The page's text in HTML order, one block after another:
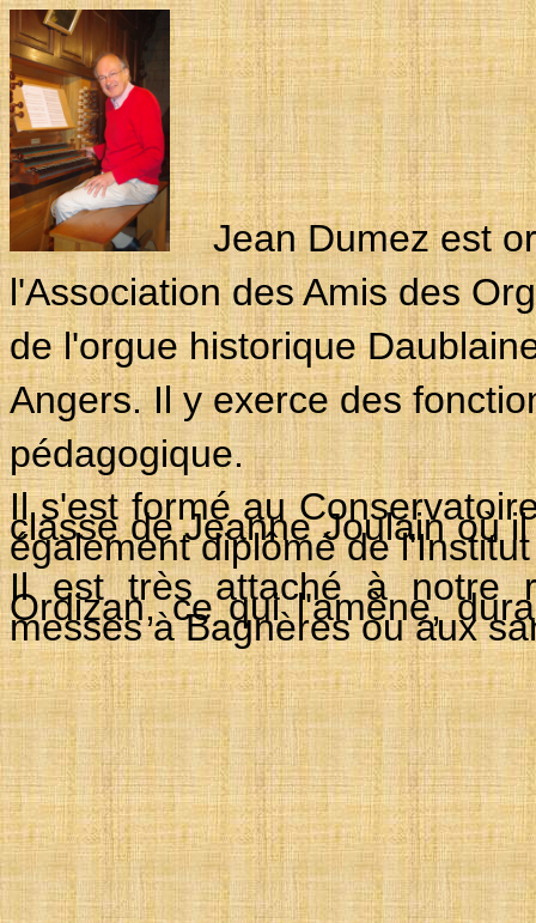
Jean Dumez est
l'Association des Amis des
de l'orgue historique
Angers. Il y exerce des
pédagogique.
Il s'est formé au
classe de Jeanne Joulain où
également diplômé de
Il est très attaché à notre
Ordizan, ce qui l'amène,
messes à Bagnères ou aux